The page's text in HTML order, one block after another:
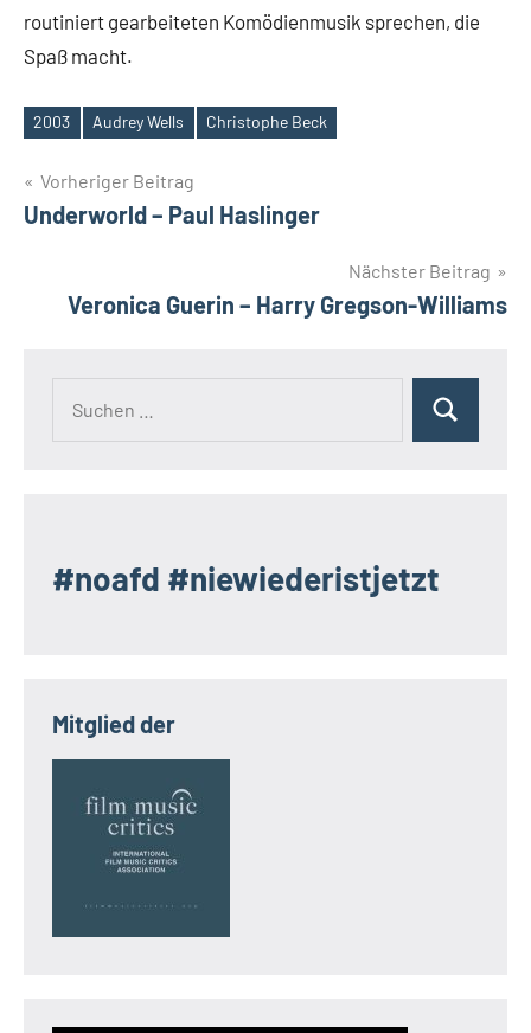
routiniert gearbeiteten Komödienmusik sprechen, die
Spaß macht.
Schlagwörter
2003 Audrey Wells Christophe Beck
Beitragsnavigation
Vorheriger Beitrag
Underworld – Paul Haslinger
Nächster Beitrag
Veronica Guerin – Harry Gregson-Williams
Suchen
#noafd #niewiederistjetzt
Mitglied der